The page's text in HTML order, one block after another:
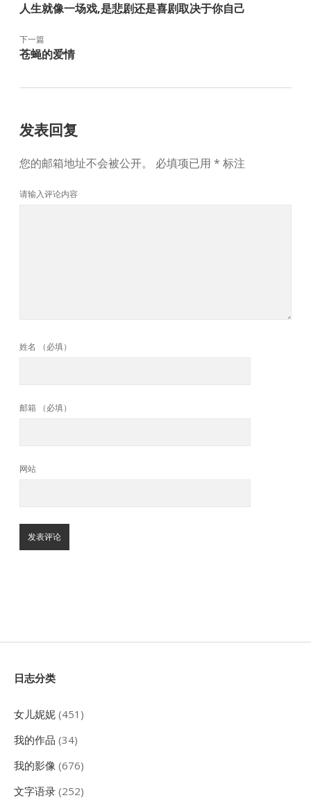
人生就像一场戏,是悲剧还是喜剧取决于你自己
下一篇
苍蝇的爱情
发表回复
您的邮箱地址不会被公开。 必填项已用 * 标注
请输入评论内容
姓名 （必填）
邮箱 （必填）
网站
Sidebar
日志分类
女儿妮妮 (451)
我的作品 (34)
我的影像 (676)
文字语录 (252)